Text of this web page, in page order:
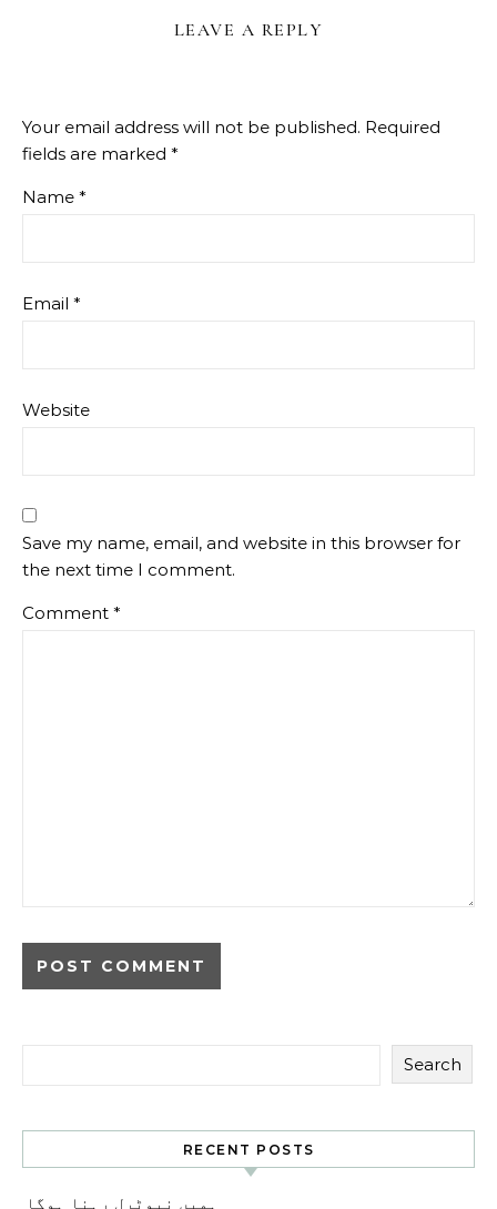
LEAVE A REPLY
Your email address will not be published. Required
fields are marked *
Name *
Email *
Website
Save my name, email, and website in this browser for
the next time I comment.
Comment *
Search
RECENT POSTS
ہمیں نیوٹرل رہنا ہوگا